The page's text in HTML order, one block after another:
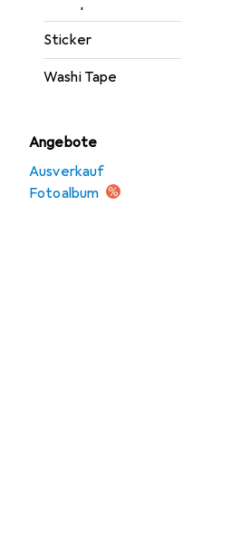
Sticker
Washi Tape
Angebote
Ausverkauf
Fotoalbum